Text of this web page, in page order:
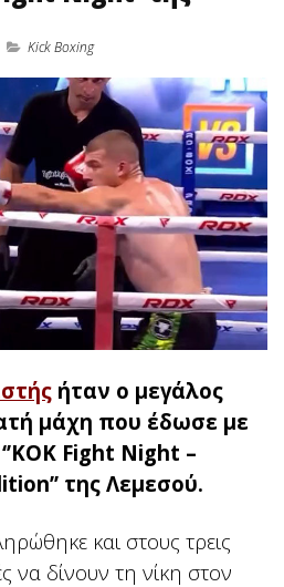
Κick Boxing
ήταν ο μεγάλος
μάχη που έδωσε με
Fight Night –
της Λεμεσού.
και στους τρεις
να δίνουν τη νίκη στον